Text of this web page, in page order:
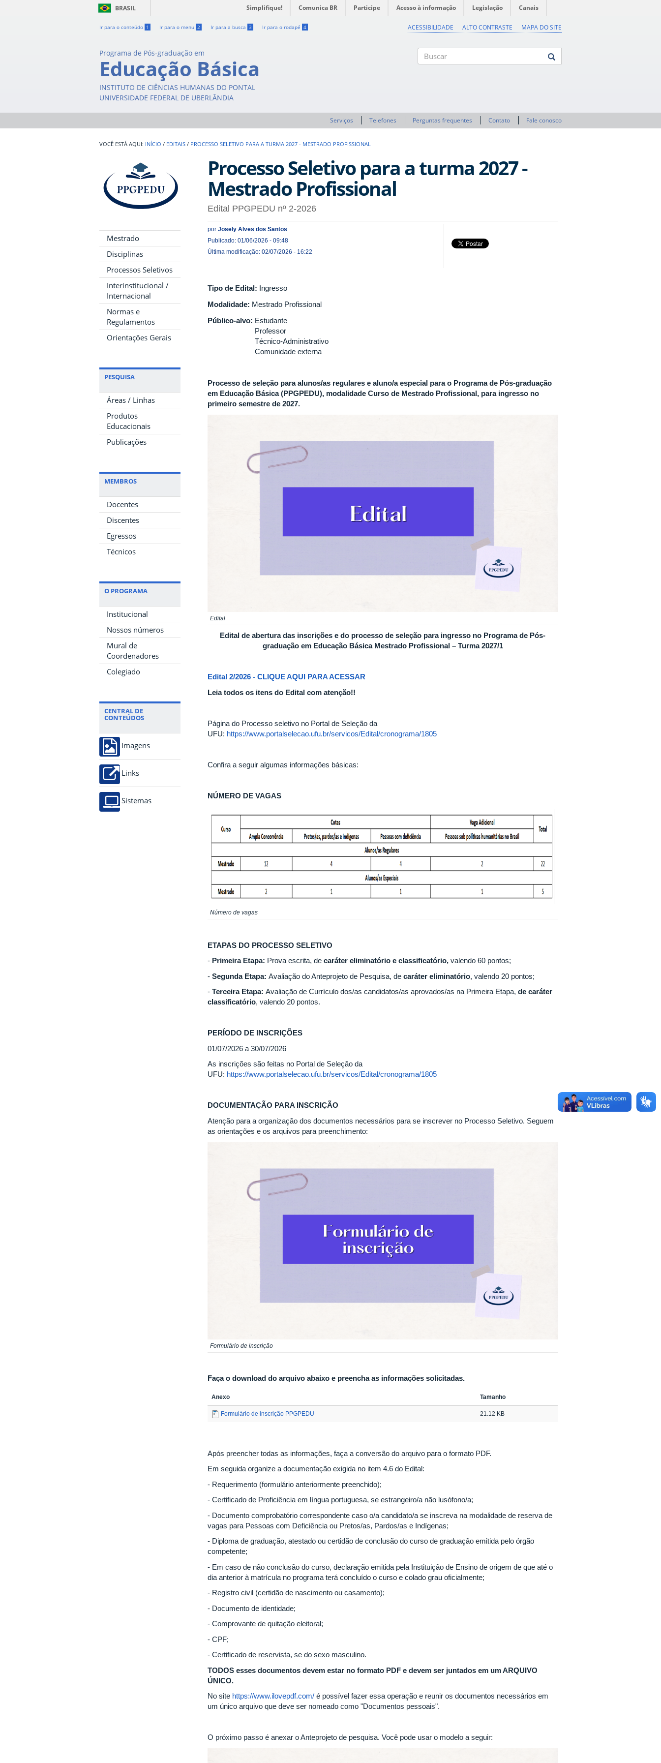
BRASIL Simplifique! Comunica BR Participe Acesso à informação Legislação Canais
Ir para o conteúdo 1 Ir para o menu 2 Ir para a busca 3 Ir para o rodapé 4 ACESSIBILIDADE ALTO CONTRASTE MAPA DO SITE
Programa de Pós-graduação em
Educação Básica
INSTITUTO DE CIÊNCIAS HUMANAS DO PONTAL
UNIVERSIDADE FEDERAL DE UBERLÂNDIA
Serviços Telefones Perguntas frequentes Contato Fale conosco
INÍCIO / EDITAIS / PROCESSO SELETIVO PARA A TURMA 2027 - MESTRADO PROFISSIONAL
Mestrado
Disciplinas
Processos Seletivos
Interinstitucional /
Internacional
Normas e
Regulamentos
Orientações Gerais
PESQUISA
Áreas / Linhas
Produtos
Educacionais
Publicações
MEMBROS
Docentes
Discentes
Egressos
Técnicos
O PROGRAMA
Institucional
Nossos números
Mural de
Coordenadores
Colegiado
CENTRAL DE
CONTEÚDOS
Imagens
Links
Sistemas
Processo Seletivo para a turma 2027 -
Mestrado Profissional
Edital PPGPEDU nº 2-2026
por Josely Alves dos Santos
Publicado: 01/06/2026 - 09:48
Última modificação: 02/07/2026 - 16:22
Tipo de Edital: Ingresso
Modalidade: Mestrado Profissional
Público-alvo: Estudante
Professor
Técnico-Administrativo
Comunidade externa
Processo de seleção para alunos/as regulares e aluno/a especial para o Programa de Pós-graduação
em Educação Básica (PPGPEDU), modalidade Curso de Mestrado Profissional, para ingresso no
primeiro semestre de 2027.
Edital
Edital de abertura das inscrições e do processo de seleção para ingresso no Programa de Pós-
graduação em Educação Básica Mestrado Profissional – Turma 2027/1
Edital 2/2026 - CLIQUE AQUI PARA ACESSAR
Leia todos os itens do Edital com atenção!!
Página do Processo seletivo no Portal de Seleção da
UFU: https://www.portalselecao.ufu.br/servicos/Edital/cronograma/1805
Confira a seguir algumas informações básicas:
NÚMERO DE VAGAS
Número de vagas
ETAPAS DO PROCESSO SELETIVO
- Primeira Etapa: Prova escrita, de caráter eliminatório e classificatório, valendo 60 pontos;
- Segunda Etapa: Avaliação do Anteprojeto de Pesquisa, de caráter eliminatório, valendo 20 pontos;
- Terceira Etapa: Avaliação de Currículo dos/as candidatos/as aprovados/as na Primeira Etapa, de caráter
classificatório, valendo 20 pontos.
PERÍODO DE INSCRIÇÕES
01/07/2026 a 30/07/2026
As inscrições são feitas no Portal de Seleção da
UFU: https://www.portalselecao.ufu.br/servicos/Edital/cronograma/1805
DOCUMENTAÇÃO PARA INSCRIÇÃO
Atenção para a organização dos documentos necessários para se inscrever no Processo Seletivo. Seguem
as orientações e os arquivos para preenchimento:
Formulário de inscrição
Faça o download do arquivo abaixo e preencha as informações solicitadas.
Anexo Tamanho
Formulário de inscrição PPGPEDU 21.12 KB
Após preencher todas as informações, faça a conversão do arquivo para o formato PDF.
Em seguida organize a documentação exigida no item 4.6 do Edital:
- Requerimento (formulário anteriormente preenchido);
- Certificado de Proficiência em língua portuguesa, se estrangeiro/a não lusófono/a;
- Documento comprobatório correspondente caso o/a candidato/a se inscreva na modalidade de reserva de
vagas para Pessoas com Deficiência ou Pretos/as, Pardos/as e Indígenas;
- Diploma de graduação, atestado ou certidão de conclusão do curso de graduação emitida pelo órgão
competente;
- Em caso de não conclusão do curso, declaração emitida pela Instituição de Ensino de origem de que até o
dia anterior à matrícula no programa terá concluído o curso e colado grau oficialmente;
- Registro civil (certidão de nascimento ou casamento);
- Documento de identidade;
- Comprovante de quitação eleitoral;
- CPF;
- Certificado de reservista, se do sexo masculino.
TODOS esses documentos devem estar no formato PDF e devem ser juntados em um ARQUIVO
ÚNICO.
No site https://www.ilovepdf.com/ é possível fazer essa operação e reunir os documentos necessários em
um único arquivo que deve ser nomeado como "Documentos pessoais".
O próximo passo é anexar o Anteprojeto de pesquisa. Você pode usar o modelo a seguir: